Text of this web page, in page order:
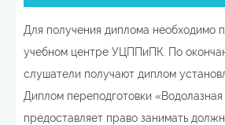
Для получения диплома необходимо
учебном центре УЦППиПК. По
слушатели получают диплом
Диплом переподготовки
предоставляет право занимать